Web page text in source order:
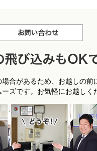
みもＯＫです！
合があるため、お越しの前
ズです。お気軽にお越しく